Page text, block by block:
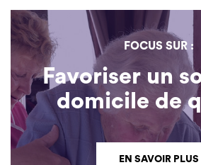
FOCUS SUR :
Favoriser un
domicile de
EN SAVOIR PLUS